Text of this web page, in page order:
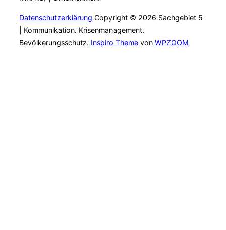
Datenschutzerklärung Copyright © 2026 Sachgebiet 5
| Kommunikation. Krisenmanagement.
Bevölkerungsschutz. Inspiro Theme von WPZOOM